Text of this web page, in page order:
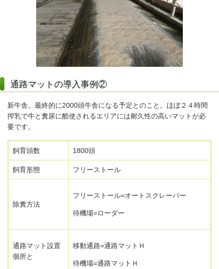
通路マットの導入事例②
新牛舎。最終的に2000頭牛舎になる予定とのこと。ほぼ２４時間
搾乳で牛と糞尿に酷使されるエリアには耐久性の高いマットが必
要です。
飼育頭数 1800頭
飼育形態 フリーストール
除糞方法
フリーストール=オートスクレーパー
待機場=ローダー
通路マット設置
個所と
移動通路=通路マットＨ
待機場=通路マットＨ